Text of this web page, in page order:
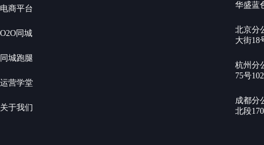
电商平台
O2O同城
同城跑腿
运营学堂
关于我们
华盛蓝
北京分
大街18
杭州分
75号
成都分
北段